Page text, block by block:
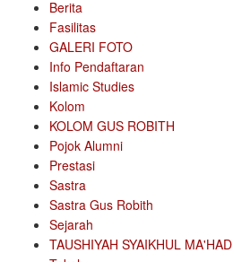
Berita
Fasilitas
GALERI FOTO
Info Pendaftaran
Islamic Studies
Kolom
KOLOM GUS ROBITH
Pojok Alumni
Prestasi
Sastra
Sastra Gus Robith
Sejarah
TAUSHIYAH SYAIKHUL MA'HAD